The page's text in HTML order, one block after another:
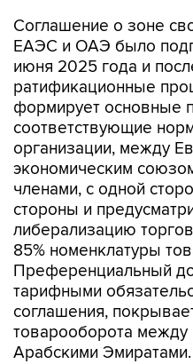
Соглашение о зоне
ЕАЭС и ОАЭ было
июня 2025 года и
ратификационные
формирует основные
соответствующие
организации, между
экономическим
членами, с одной
стороны и
либерализацию
85% номенклатуры
Преференциальный
тарифными
соглашения,
товарооборота
Арабскими Эмиратами.